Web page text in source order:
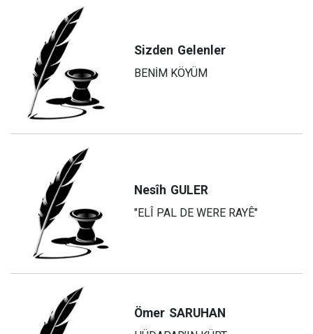
Sizden Gelenler
BENİM KÖYÜM
Nesîh GULER
"ELÎ PAL DE WERE RAYÊ"
Ömer SARUHAN